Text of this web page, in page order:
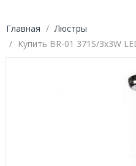
Главная
Люстры
Купить BR-01 371S/3x3W